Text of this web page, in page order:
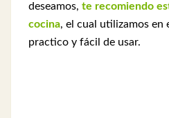
deseamos, te recomiendo
cocina, el cual utilizamos en
practico y fácil de usar.